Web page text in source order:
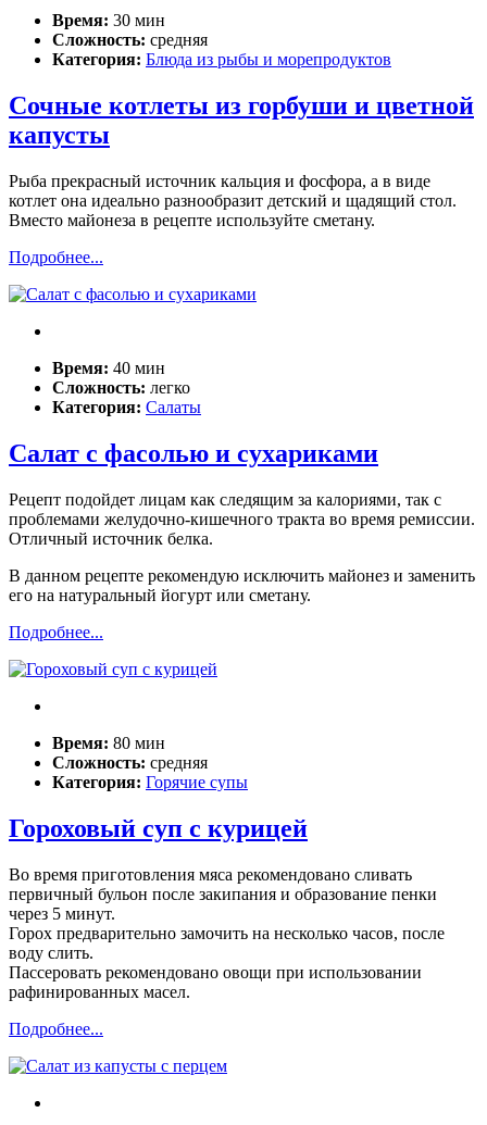
Время: 30 мин
Сложность: средняя
Категория: Блюда из рыбы и морепродуктов
Сочные котлеты из горбуши и цветной
капусты
Рыба прекрасный источник кальция и фосфора, а в виде
котлет она идеально разнообразит детский и щадящий стол.
Вместо майонеза в рецепте используйте сметану.
Подробнее...
Время: 40 мин
Сложность: легко
Категория: Салаты
Салат с фасолью и сухариками
Рецепт подойдет лицам как следящим за калориями, так с
проблемами желудочно-кишечного тракта во время ремиссии.
Отличный источник белка.
В данном рецепте рекомендую исключить майонез и заменить
его на натуральный йогурт или сметану.
Подробнее...
Время: 80 мин
Сложность: средняя
Категория: Горячие супы
Гороховый суп с курицей
Во время приготовления мяса рекомендовано сливать
первичный бульон после закипания и образование пенки
через 5 минут.
Горох предварительно замочить на несколько часов, после
воду слить.
Пассеровать рекомендовано овощи при использовании
рафинированных масел.
Подробнее...